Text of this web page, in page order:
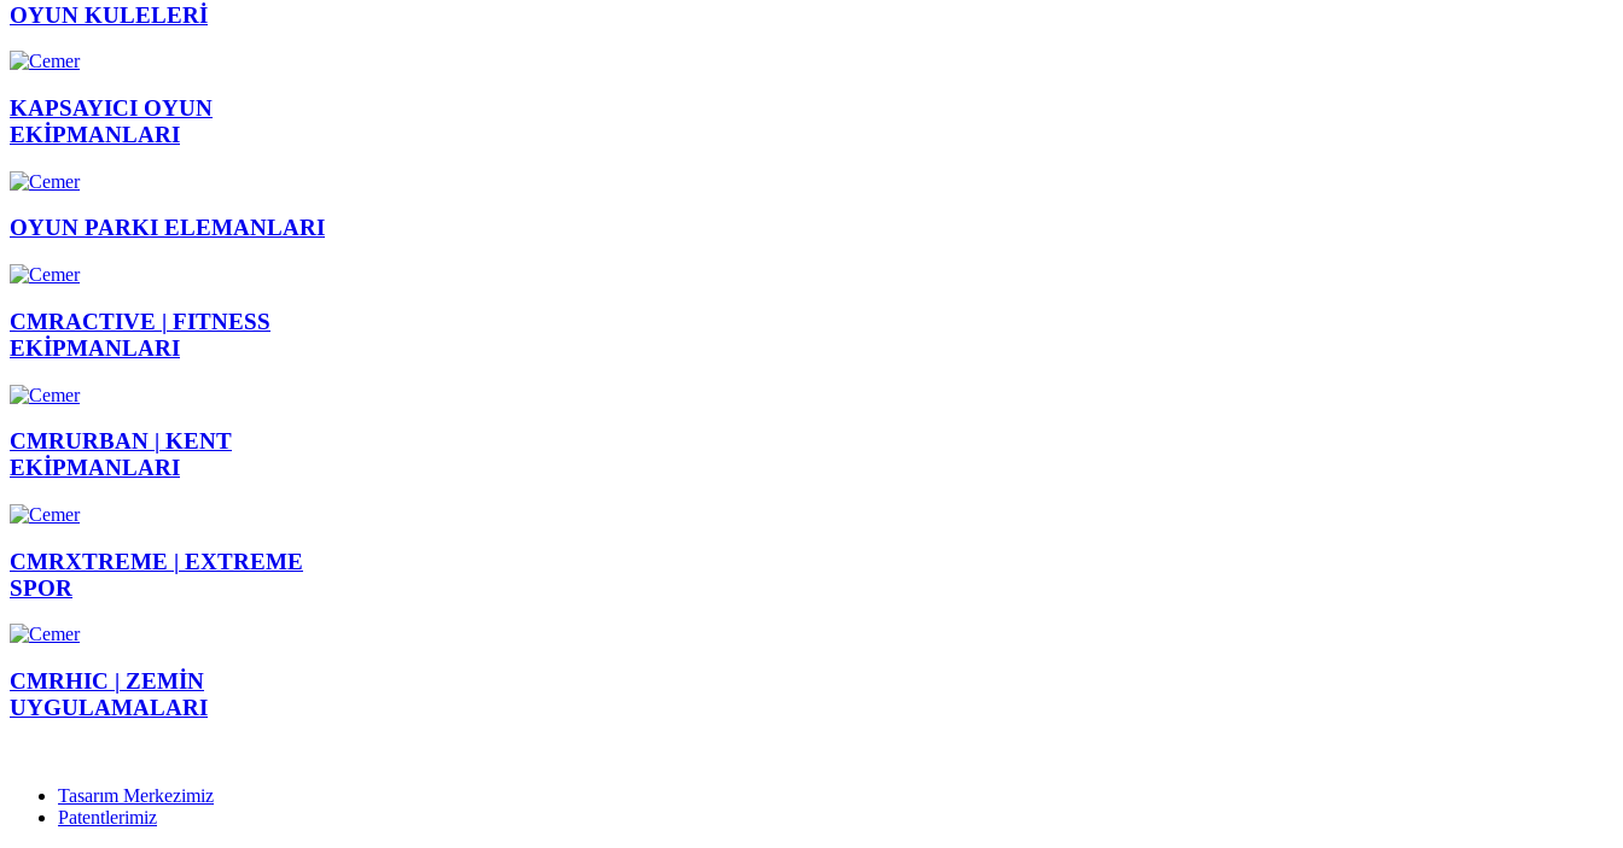
OYUN KULELERİ
KAPSAYICI OYUN
EKİPMANLARI
OYUN PARKI ELEMANLARI
CMRACTIVE | FITNESS
EKİPMANLARI
CMRURBAN | KENT
EKİPMANLARI
CMRXTREME | EXTREME
SPOR
CMRHIC | ZEMİN
UYGULAMALARI
Tasarım Merkezimiz
Patentlerimiz